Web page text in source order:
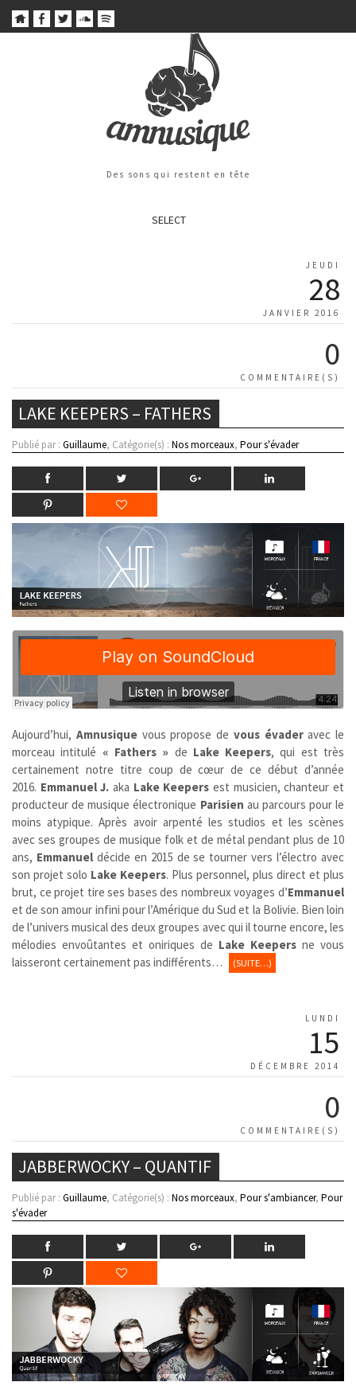
Des sons qui restent en tête
SELECT
JEUDI
28
JANVIER 2016
0
COMMENTAIRE(S)
LAKE KEEPERS – FATHERS
Publié par : Guillaume, Catégorie(s) : Nos morceaux, Pour s'évader
Aujourd’hui, Amnusiquevous propose de vous évaderavec le
morceau intitulé « Fathers » de Lake Keepers, qui est très
certainement notre titre coup de cœur de ce début d’année
2016. Emmanuel J. aka Lake Keepers est musicien, chanteur et
producteur de musique électronique Parisien au parcours pour le
moins atypique. Après avoir arpenté les studios et les scènes
avec ses groupes de musique folk et de métal pendant plus de 10
ans, Emmanuel décide en 2015 de se tourner vers l’électro avec
son projet solo Lake Keepers. Plus personnel, plus direct et plus
brut, ce projet tire ses bases des nombreux voyages d’Emmanuel
et de son amour infini pour l’Amérique du Sud et la Bolivie. Bien loin
de l’univers musical des deux groupes avec qui il tourne encore, les
mélodies envoûtantes et oniriques de Lake Keepers ne vous
laisseront certainement pas indifférents…
(SUITE…)
LUNDI
15
DÉCEMBRE 2014
0
COMMENTAIRE(S)
JABBERWOCKY – QUANTIF
Publié par : Guillaume, Catégorie(s) : Nos morceaux, Pour s'ambiancer, Pour
s'évader